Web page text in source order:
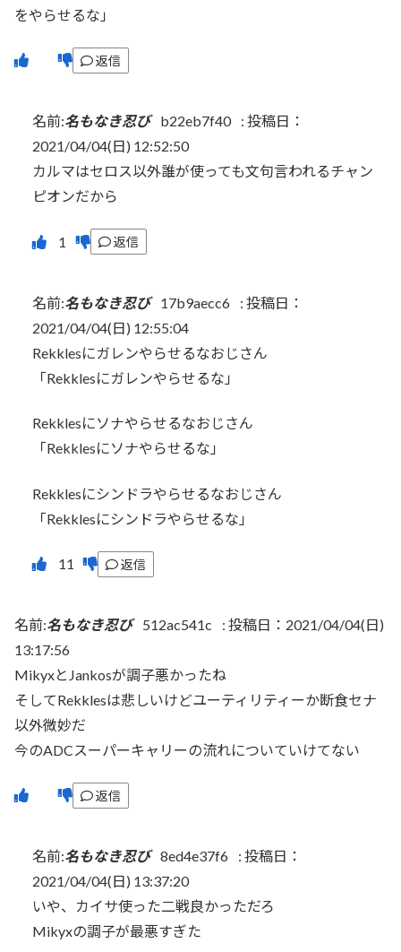
をやらせるな」
返信
名前:名もなき忍び b22eb7f40 : 投稿日：
2021/04/04(日) 12:52:50
カルマはセロス以外誰が使っても文句言われるチャン
ピオンだから
返信
名前:名もなき忍び 17b9aecc6 : 投稿日：
2021/04/04(日) 12:55:04
Rekklesにガレンやらせるなおじさん
「Rekklesにガレンやらせるな」
Rekklesにソナやらせるなおじさん
「Rekklesにソナやらせるな」
Rekklesにシンドラやらせるなおじさん
「Rekklesにシンドラやらせるな」
返信
名前:名もなき忍び 512ac541c : 投稿日：2021/04/04(日)
13:17:56
MikyxとJankosが調子悪かったね
そしてRekklesは悲しいけどユーティリティーか断食セナ
以外微妙だ
今のADCスーパーキャリーの流れについていけてない
返信
名前:名もなき忍び 8ed4e37f6 : 投稿日：
2021/04/04(日) 13:37:20
いや、カイサ使った二戦良かっただろ
Mikyxの調子が最悪すぎた